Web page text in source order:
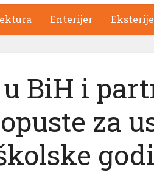
Enterijer
BiH i
za